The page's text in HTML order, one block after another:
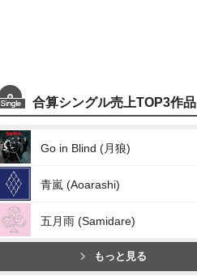
合算シングル売上TOP3作品
Go in Blind (月狼)
青嵐 (Aoarashi)
五月雨 (Samidare)
もっと見る